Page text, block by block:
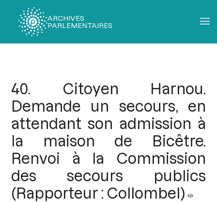
ARCHIVES
PARLEMENTAIRES
40. Citoyen Harnou.
Demande un secours, en
attendant son admission à
la maison de Bicêtre.
Renvoi à la Commission
des secours publics
(Rapporteur : Collombel)